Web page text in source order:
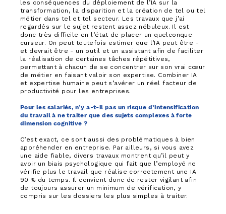
les conséquences du déploiement de l’IA sur la
transformation, la disparition et la création de tel ou tel
métier dans tel et tel secteur. Les travaux que j’ai
regardés sur le sujet restent assez nébuleux. Il est
donc très difficile en l’état de placer un quelconque
curseur. On peut toutefois estimer que l’IA peut être -
et devrait être - un outil et un assistant afin de faciliter
la réalisation de certaines tâches répétitives,
permettant à chacun de se concentrer sur son vrai cœur
de métier en faisant valoir son expertise. Combiner IA
et expertise humaine peut s’avérer un réel facteur de
productivité pour les entreprises.
Pour les salariés, n’y a-t-il pas un risque d’intensification
du travail à ne traiter que des sujets complexes à forte
dimension cognitive ?
C’est exact, ce sont aussi des problématiques à bien
appréhender en entreprise. Par ailleurs, si vous avez
une aide fiable, divers travaux montrent qu’il peut y
avoir un biais psychologique qui fait que l’employé ne
vérifie plus le travail que réalise correctement une IA
90 % du temps. Il convient donc de rester vigilant afin
de toujours assurer un minimum de vérification, y
compris sur les dossiers les plus simples à traiter.